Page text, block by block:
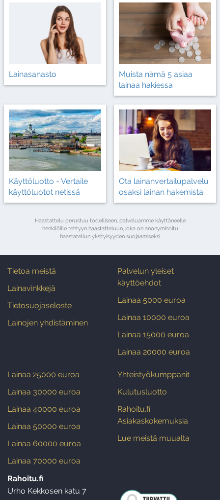
Lainasanasto
Muista nämä 5 asiaa
lainaa hakiessa
Käyttöluotto - Vertaile
käyttöluotot netissä
Ota lainanvertailupalvelu
osaksi lainan hakemista
Haastattelu perustuu todelliseen, palveluamme käyttäneelle
henkilöille tehtyyn haastatteluun, joka on anonymisoitu
haastatellun yksityisyyden suojaamiseksi
Tietoa meistä
Lainavinkkejä
Tietosuojaseloste
Lainojen yhdistäminen
Palvelun yleiset
käyttöehdot
Lainaa 5000 euroa
Lainaa 10000 euroa
Lainaa 15000 euroa
Lainaa 20000 euroa
Lainaa 25000 euroa
Lainaa 30000 euroa
Lainaa 40000 euroa
Lainaa 50000 euroa
Lainaa 60000 euroa
Lainaa 70000 euroa
Yhteistyökumppanit
Kulutusluotto
Rahoitu.fi
Asiakaskokemuksia
Lue meistä muualta
Rahoitu.fi
Urho Kekkosen katu 7